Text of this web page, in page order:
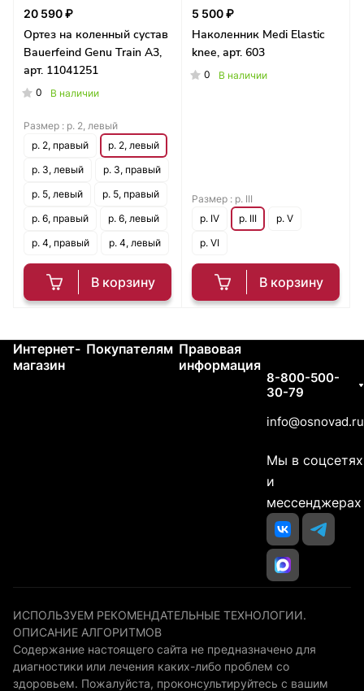
20 590 ₽
Ортез на коленный сустав
Bauerfeind Genu Train A3,
арт. 11041251
0 В наличии
В корзину
Размер : р. 2, левый
р. 2, правый
р. 2, левый
р. 3, левый
р. 3, правый
р. 5, левый
р. 5, правый
р. 6, правый
р. 6, левый
р. 4, правый
р. 4, левый
5 500 ₽
Наколенник Medi Elastic
knee, арт. 603
0 В наличии
В корзину
Размер : р. III
р. IV
р. III
р. V
р. VI
Интернет-
магазин
Покупателям Правовая
информация
8-800-500-
30-79
info@osnovad.ru
Мы в соцсетях
и
мессенджерах
ИСПОЛЬЗУЕМ РЕКОМЕНДАТЕЛЬНЫЕ ТЕХНОЛОГИИ.
ОПИСАНИЕ АЛГОРИТМОВ
Содержание настоящего сайта не предназначено для
диагностики или лечения каких-либо проблем со
здоровьем. Пожалуйста, проконсультируйтесь с вашим